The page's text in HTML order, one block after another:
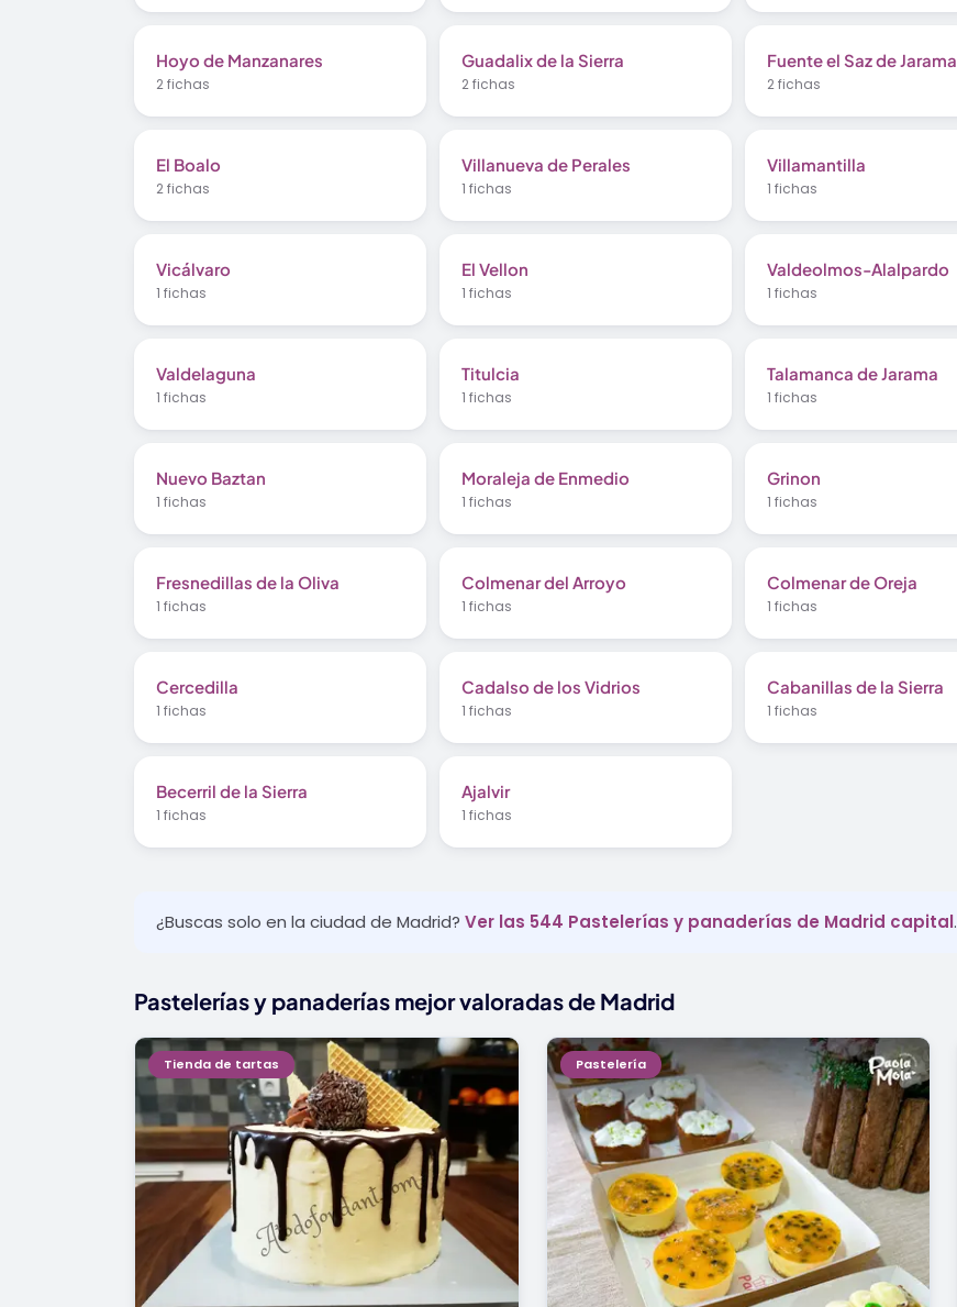
Hoyo de Manzanares
2 fichas
Guadalix de la Sierra
2 fichas
Fuente el Saz de Jarama
2 fichas
El Boalo
2 fichas
Villanueva de Perales
1 fichas
Villamantilla
1 fichas
Vicálvaro
1 fichas
El Vellon
1 fichas
Valdeolmos-Alalpardo
1 fichas
Valdelaguna
1 fichas
Titulcia
1 fichas
Talamanca de Jarama
1 fichas
Nuevo Baztan
1 fichas
Moraleja de Enmedio
1 fichas
Grinon
1 fichas
Fresnedillas de la Oliva
1 fichas
Colmenar del Arroyo
1 fichas
Colmenar de Oreja
1 fichas
Cercedilla
1 fichas
Cadalso de los Vidrios
1 fichas
Cabanillas de la Sierra
1 fichas
Becerril de la Sierra
1 fichas
Ajalvir
1 fichas
¿Buscas solo en la ciudad de Madrid? Ver las 544 Pastelerías y panaderías de Madrid capital.
Pastelerías y panaderías mejor valoradas de Madrid
Tienda de tartas Pastelería